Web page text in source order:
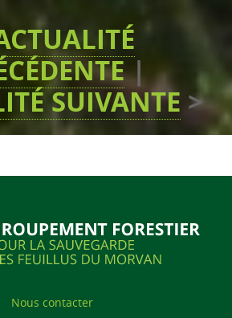
|
SUIVANTE >
Nous contacter